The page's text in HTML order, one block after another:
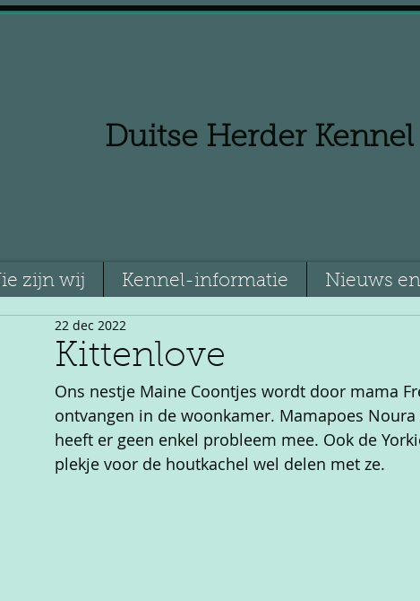
Duitse Herder Kennel
zijn wij Kennel-informatie Nieuws
Kittenlove
22 dec 2022
Ons nestje Maine Coontjes wordt door mama
ontvangen in de woonkamer. Mamapoes
heeft er geen enkel probleem mee. Ook de
plekje voor de houtkachel wel delen met ze.